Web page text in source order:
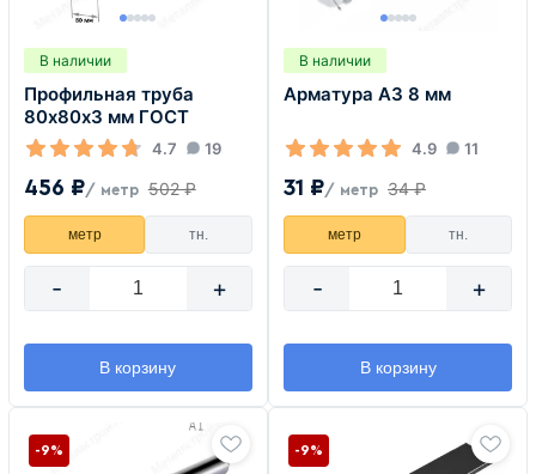
В наличии
Профильная труба
80х80х3 мм ГОСТ
4.7 19
456 ₽/ метр 502 ₽
метр тн.
- +
В корзину
В наличии
Арматура А3 8 мм
4.9 11
31 ₽/ метр 34 ₽
метр тн.
- +
В корзину
-9% -9%